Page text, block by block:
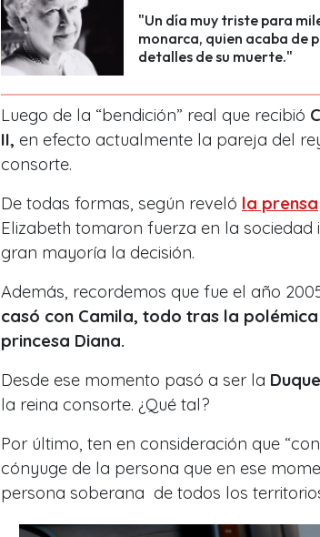
"Un día muy triste para
monarca, quien acaba de
detalles de su muerte."
Luego de la “bendición” real que recibió
II, en efecto actualmente la pareja del
consorte.
De todas formas, según reveló la prensa
Elizabeth tomaron fuerza en la
gran mayoría la decisión.
Además, recordemos que fue el año
casó con Camila, todo tras la
princesa Diana.
Desde ese momento pasó a ser la
la reina consorte. ¿Qué tal?
Por último, ten en consideración que
cónyuge de la persona que en ese
persona soberana de todos los